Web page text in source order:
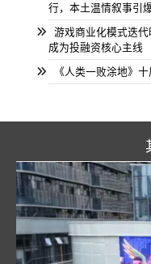
行，本土温情叙事引
游戏商业化模式迭
成为投融资核心主线
《人类一败涂地》